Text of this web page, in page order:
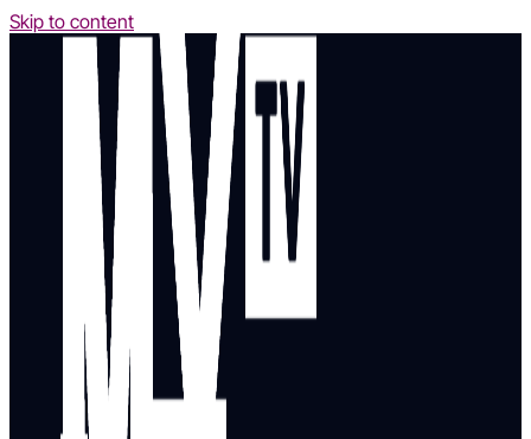
Skip to content